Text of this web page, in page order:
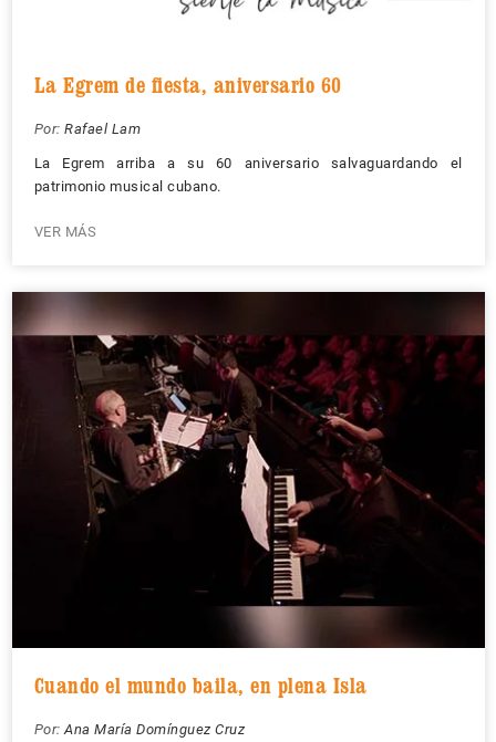
La Egrem de fiesta, aniversario 60
Por: Rafael Lam
La Egrem arriba a su 60 aniversario salvaguardando el
patrimonio musical cubano.
VER MÁS
Cuando el mundo baila, en plena Isla
Por: Ana María Domínguez Cruz